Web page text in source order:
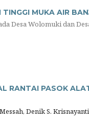
MUKA AIR
Desa Wolomuki dan
RANTAI PASOK
Denik S. Krisnayanti